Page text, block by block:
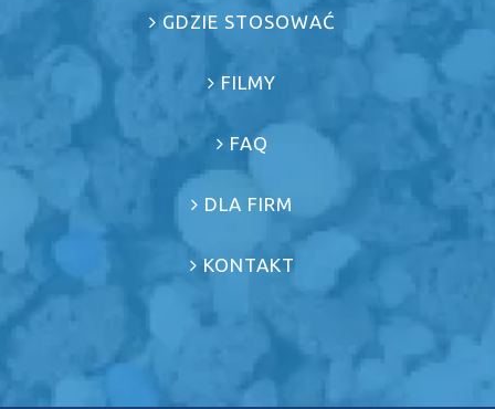
GDZIE STOSOWAĆ
FILMY
FAQ
DLA FIRM
KONTAKT